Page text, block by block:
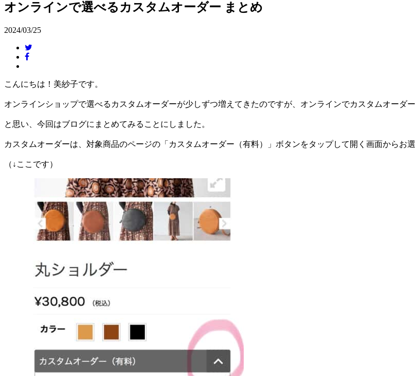
オンラインで選べるカスタムオーダー まとめ
2024/03/25
こんにちは！美紗子です。
オンラインショップで選べるカスタムオーダーが少しずつ増えてきたのですが、オンラインでカスタムオーダ
と思い、今回はブログにまとめてみることにしました。
カスタムオーダーは、対象商品のページの「カスタムオーダー（有料）」ボタンをタップして開く画面からお選
（↓ここです）